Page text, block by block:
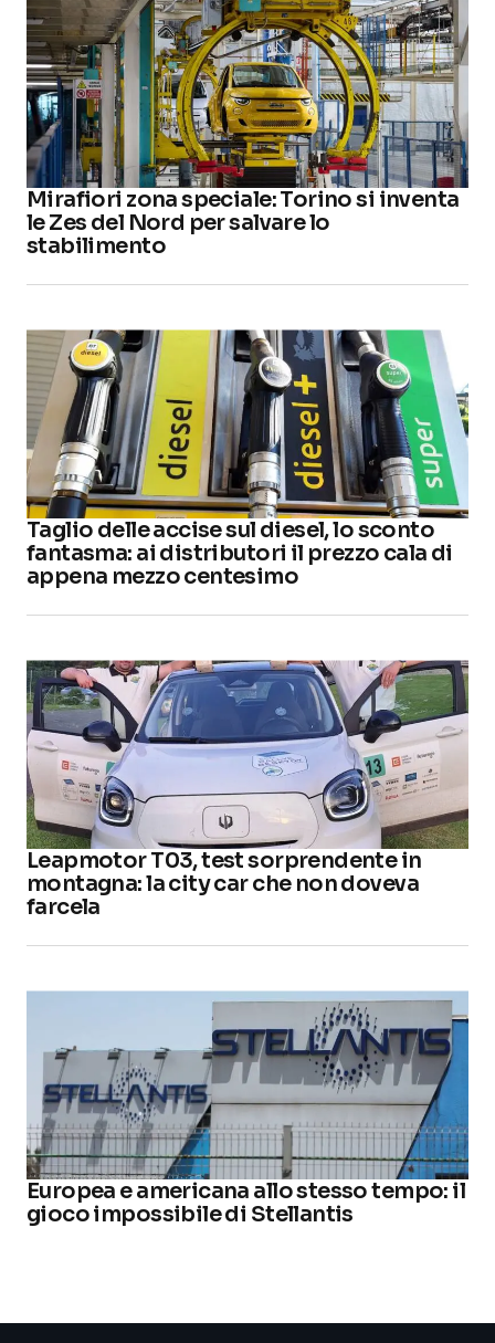
Mirafiori zona speciale: Torino si inventa
le Zes del Nord per salvare lo
stabilimento
Taglio delle accise sul diesel, lo sconto
fantasma: ai distributori il prezzo cala di
appena mezzo centesimo
Leapmotor T03, test sorprendente in
montagna: la city car che non doveva
farcela
Europea e americana allo stesso tempo: il
gioco impossibile di Stellantis